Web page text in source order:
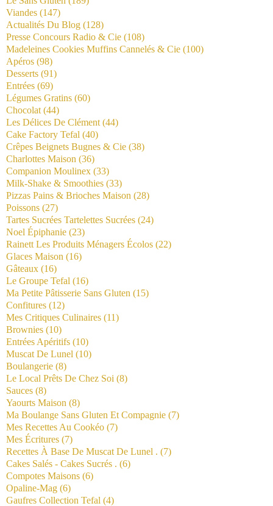
Viandes (147)
Actualités Du Blog (128)
Presse Concours Radio & Cie (108)
Madeleines Cookies Muffins Cannelés & Cie (100)
Apéros (98)
Desserts (91)
Entrées (69)
Légumes Gratins (60)
Chocolat (44)
Les Délices De Clément (44)
Cake Factory Tefal (40)
Crêpes Beignets Bugnes & Cie (38)
Charlottes Maison (36)
Companion Moulinex (33)
Milk-Shake & Smoothies (33)
Pizzas Pains & Brioches Maison (28)
Poissons (27)
Tartes Sucrées Tartelettes Sucrées (24)
Noel Épiphanie (23)
Rainett Les Produits Ménagers Écolos (22)
Glaces Maison (16)
Gâteaux (16)
Le Groupe Tefal (16)
Ma Petite Pâtisserie Sans Gluten (15)
Confitures (12)
Mes Critiques Culinaires (11)
Brownies (10)
Entrées Apéritifs (10)
Muscat De Lunel (10)
Boulangerie (8)
Le Local Prêts De Chez Soi (8)
Sauces (8)
Yaourts Maison (8)
Ma Boulange Sans Gluten Et Compagnie (7)
Mes Recettes Au Cookéo (7)
Mes Écritures (7)
Recettes À Base De Muscat De Lunel . (7)
Cakes Salés - Cakes Sucrés . (6)
Compotes Maisons (6)
Opaline-Mag (6)
Gaufres Collection Tefal (4)